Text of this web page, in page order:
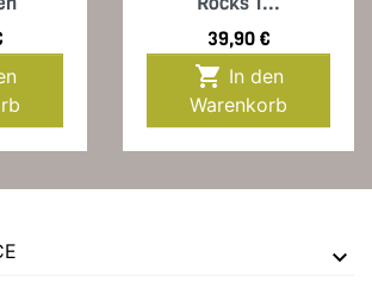
Preis
39,90 €

Warenkorb